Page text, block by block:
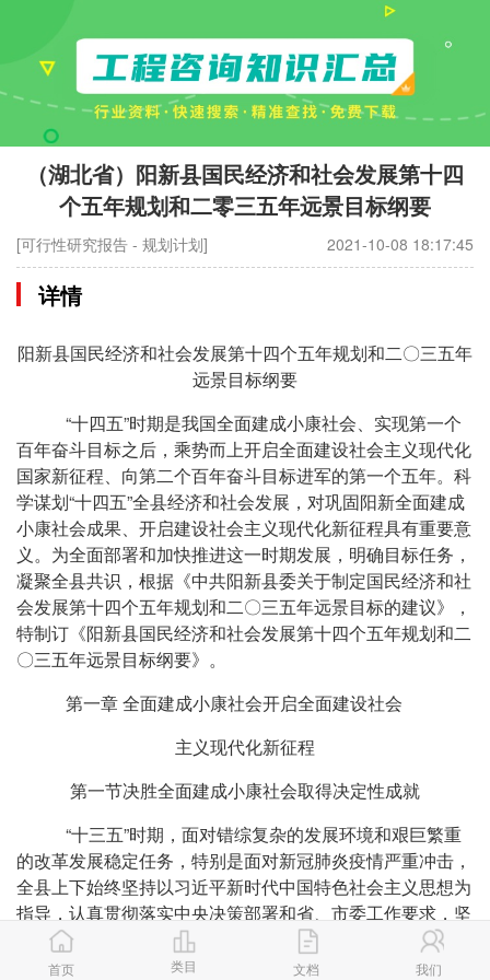
（湖北省）阳新县国民经济和社会发展第十四
个五年规划和二零三五年远景目标纲要
[可行性研究报告 - 规划计划] 2021-10-08 18:17:45
详情
阳新县国民经济和社会发展第十四个五年规划和二〇三五年
远景目标纲要
“十四五”时期是我国全面建成小康社会、实现第一个
百年奋斗目标之后，乘势而上开启全面建设社会主义现代化
国家新征程、向第二个百年奋斗目标进军的第一个五年。科
学谋划“十四五”全县经济和社会发展，对巩固阳新全面建成
小康社会成果、开启建设社会主义现代化新征程具有重要意
义。为全面部署和加快推进这一时期发展，明确目标任务，
凝聚全县共识，根据《中共阳新县委关于制定国民经济和社
会发展第十四个五年规划和二〇三五年远景目标的建议》，
特制订《阳新县国民经济和社会发展第十四个五年规划和二
〇三五年远景目标纲要》。
第一章 全面建成小康社会开启全面建设社会
主义现代化新征程
第一节决胜全面建成小康社会取得决定性成就
“十三五”时期，面对错综复杂的发展环境和艰巨繁重
的改革发展稳定任务，特别是面对新冠肺炎疫情严重冲击，
全县上下始终坚持以习近平新时代中国特色社会主义思想为
指导，认真贯彻落实中央决策部署和省、市委工作要求，坚
持“生态立县、工业强县、改革活县”战略不动摇，以脱贫攻
坚统领经济社会发展，团结带领全县广大党员干部群众稳增
首页 类目 文档 我们